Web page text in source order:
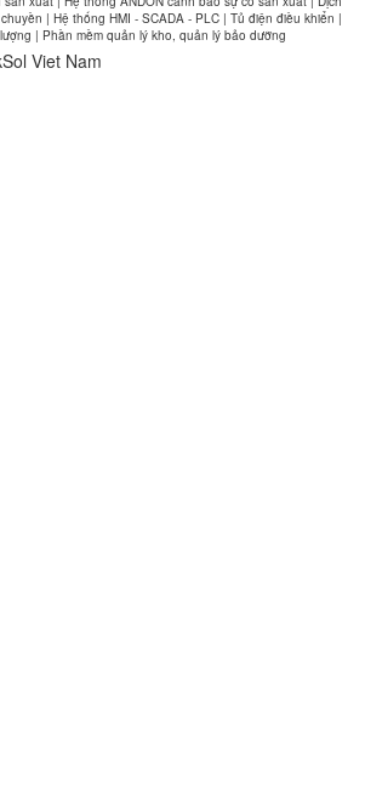
| Hệ thống HMI - SCADA - PLC | Tủ điện điều khiển |
| Phần mềm quản lý kho, quản lý bảo dưỡng
Viet Nam